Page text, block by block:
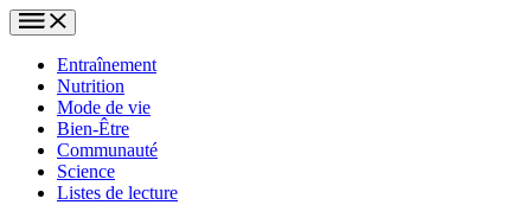
Entraînement
Nutrition
Mode de vie
Bien-Être
Communauté
Science
Listes de lecture